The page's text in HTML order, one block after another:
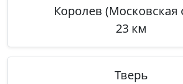
Королев (Московская
23 км
Тверь